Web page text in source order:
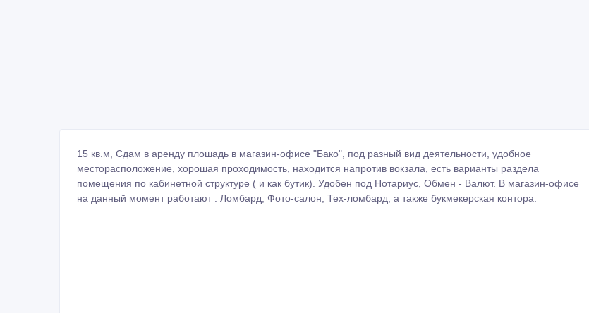
15 кв.м, Сдам в аренду плошадь в магазин-офисе "Бако", под разный вид деятельности, удобное
месторасположение, хорошая проходимость, находится напротив вокзала, есть варианты раздела
помещения по кабинетной структуре ( и как бутик). Удобен под Нотариус, Обмен - Валют. В магазин-офисе
на данный момент работают : Ломбард, Фото-салон, Тех-ломбард, а также букмекерская контора.